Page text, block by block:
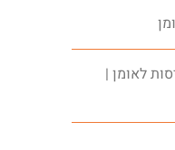
לאומן |